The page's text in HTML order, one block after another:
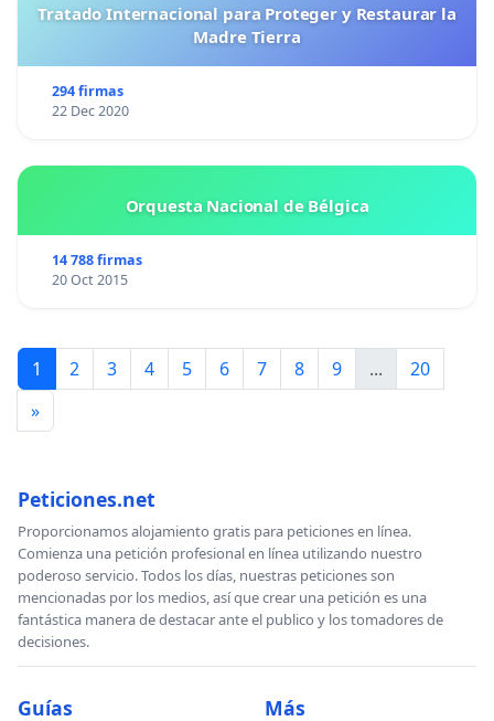
Tratado Internacional para Proteger y Restaurar la
Madre Tierra
294 firmas
22 Dec 2020
Orquesta Nacional de Bélgica
14 788 firmas
20 Oct 2015
1 2 3 4 5 6 7 8 9 ...
20
»
Peticiones.net
Proporcionamos alojamiento gratis para peticiones en línea.
Comienza una petición profesional en línea utilizando nuestro
poderoso servicio. Todos los días, nuestras peticiones son
mencionadas por los medios, así que crear una petición es una
fantástica manera de destacar ante el publico y los tomadores de
decisiones.
Guías Más